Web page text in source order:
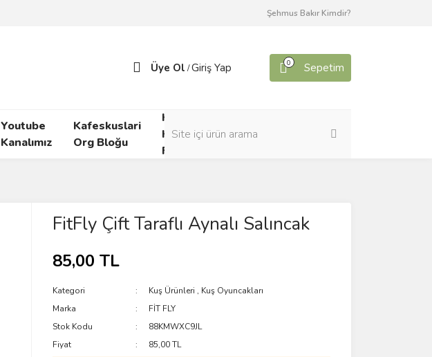
Şehmus Bakır Kimdir?
Üye Ol /Giriş Yap 0 Sepetim
Youtube
Kanalımız
Kafeskuslari
Org Bloğu
Kafes
Kuşları
Forumu
Yem
FitFly Çift Taraflı Aynalı Salıncak
85,00 TL
Kategori Kuş Ürünleri , Kuş Oyuncakları
Marka
FİT FLY
Stok Kodu
88KMWXC9JL
Fiyat
85,00 TL